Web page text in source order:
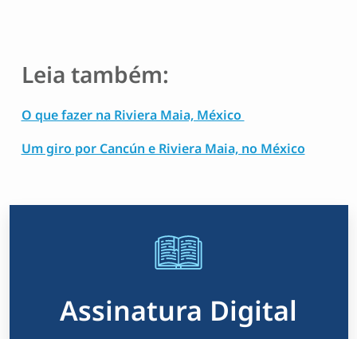
Leia também:
O que fazer na Riviera Maia, México
Um giro por Cancún e Riviera Maia, no México
Assinatura Digital